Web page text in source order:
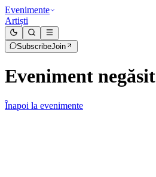
Evenimente
Artiști
SubscribeJoin
Eveniment negăsit
Înapoi la evenimente